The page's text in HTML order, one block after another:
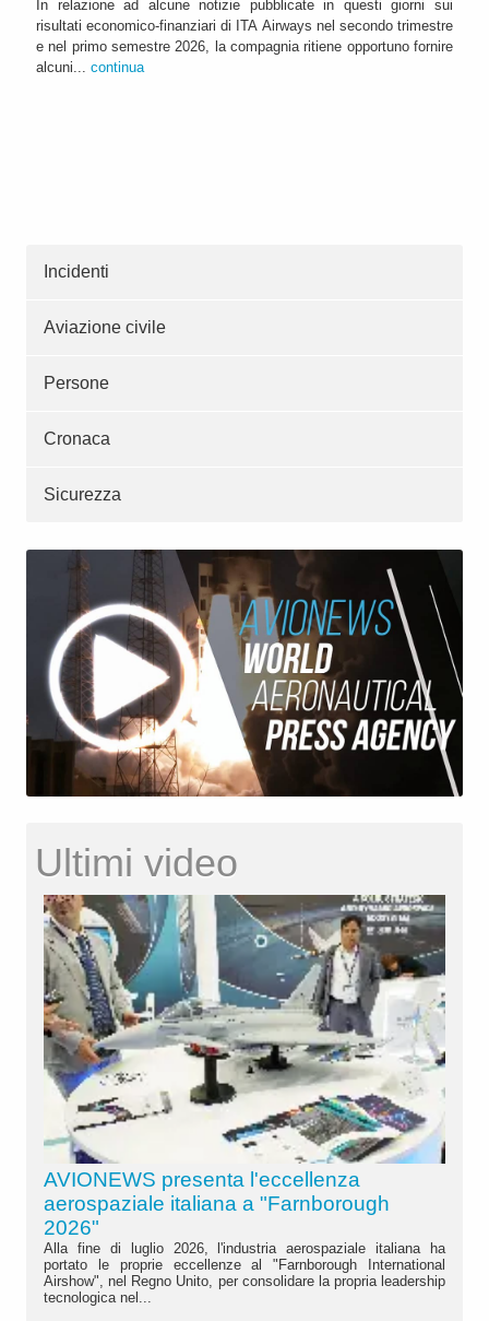
In relazione ad alcune notizie pubblicate in questi giorni sui
risultati economico-finanziari di ITA Airways nel secondo trimestre
e nel primo semestre 2026, la compagnia ritiene opportuno fornire
alcuni... continua
Incidenti
Aviazione civile
Persone
Cronaca
Sicurezza
Ultimi video
AVIONEWS presenta l'eccellenza
aerospaziale italiana a "Farnborough
2026"
Alla fine di luglio 2026, l'industria aerospaziale italiana ha
portato le proprie eccellenze al "Farnborough International
Airshow", nel Regno Unito, per consolidare la propria leadership
tecnologica nel...